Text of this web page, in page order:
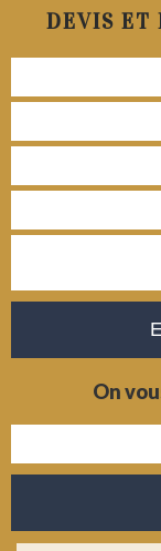
DEVIS ET
On